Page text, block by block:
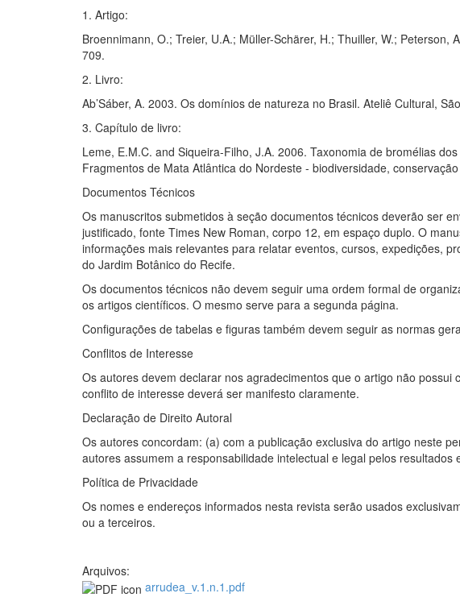
1. Artigo:
Broennimann, O.; Treier, U.A.; Müller-Schärer, H.; Thuiller, W.;
709.
2. Livro:
Ab’Sáber, A. 2003. Os domínios de natureza no Brasil. Ateliê Cultural,
3. Capítulo de livro:
Leme, E.M.C. and Siqueira-Filho, J.A. 2006. Taxonomia de bromélias
Fragmentos de Mata Atlântica do Nordeste - biodiversidade,
Documentos Técnicos
Os manuscritos submetidos à seção documentos técnicos deverão ser
justificado, fonte Times New Roman, corpo 12, em espaço duplo. O
informações mais relevantes para relatar eventos, cursos, expedições,
do Jardim Botânico do Recife.
Os documentos técnicos não devem seguir uma ordem formal de
os artigos científicos. O mesmo serve para a segunda página.
Configurações de tabelas e figuras também devem seguir as normas
Conflitos de Interesse
Os autores devem declarar nos agradecimentos que o artigo não
conflito de interesse deverá ser manifesto claramente.
Declaração de Direito Autoral
Os autores concordam: (a) com a publicação exclusiva do artigo neste
autores assumem a responsabilidade intelectual e legal pelos resultados
Política de Privacidade
Os nomes e endereços informados nesta revista serão usados
ou a terceiros.
Arquivos:
arrudea_v.1.n.1.pdf